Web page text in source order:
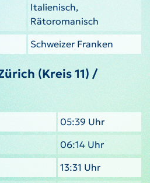
Italienisch,
Rätoromanisch
Schweizer Franken
(Kreis 11) /
05:39 Uhr
06:14 Uhr
13:31 Uhr